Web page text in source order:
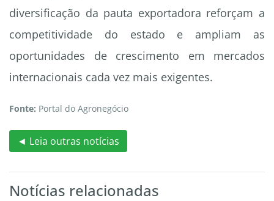
diversificação da pauta exportadora reforçam a
competitividade do estado e ampliam as
oportunidades de crescimento em mercados
internacionais cada vez mais exigentes.
Fonte: Portal do Agronegócio
◄ Leia outras notícias
Notícias relacionadas